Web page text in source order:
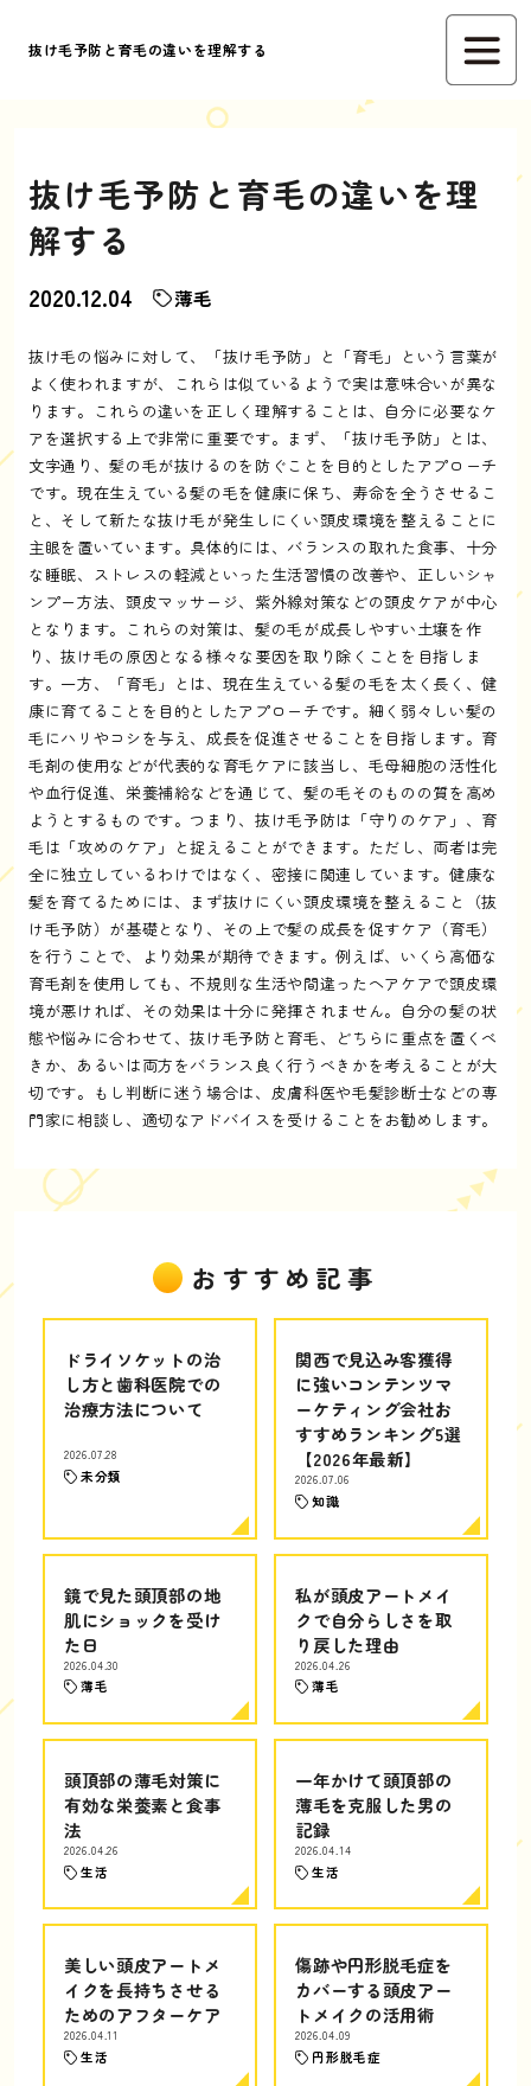
抜け毛予防と育毛の違いを理解する
抜け毛予防と育毛の違いを理
解する
2020.12.04 薄毛
抜け毛の悩みに対して、「抜け毛予防」と「育毛」という言葉が
よく使われますが、これらは似ているようで実は意味合いが異な
ります。これらの違いを正しく理解することは、自分に必要なケ
アを選択する上で非常に重要です。まず、「抜け毛予防」とは、
文字通り、髪の毛が抜けるのを防ぐことを目的としたアプローチ
です。現在生えている髪の毛を健康に保ち、寿命を全うさせるこ
と、そして新たな抜け毛が発生しにくい頭皮環境を整えることに
主眼を置いています。具体的には、バランスの取れた食事、十分
な睡眠、ストレスの軽減といった生活習慣の改善や、正しいシャ
ンプー方法、頭皮マッサージ、紫外線対策などの頭皮ケアが中心
となります。これらの対策は、髪の毛が成長しやすい土壌を作
り、抜け毛の原因となる様々な要因を取り除くことを目指しま
す。一方、「育毛」とは、現在生えている髪の毛を太く長く、健
康に育てることを目的としたアプローチです。細く弱々しい髪の
毛にハリやコシを与え、成長を促進させることを目指します。育
毛剤の使用などが代表的な育毛ケアに該当し、毛母細胞の活性化
や血行促進、栄養補給などを通じて、髪の毛そのものの質を高め
ようとするものです。つまり、抜け毛予防は「守りのケア」、育
毛は「攻めのケア」と捉えることができます。ただし、両者は完
全に独立しているわけではなく、密接に関連しています。健康な
髪を育てるためには、まず抜けにくい頭皮環境を整えること（抜
け毛予防）が基礎となり、その上で髪の成長を促すケア（育毛）
を行うことで、より効果が期待できます。例えば、いくら高価な
育毛剤を使用しても、不規則な生活や間違ったヘアケアで頭皮環
境が悪ければ、その効果は十分に発揮されません。自分の髪の状
態や悩みに合わせて、抜け毛予防と育毛、どちらに重点を置くべ
きか、あるいは両方をバランス良く行うべきかを考えることが大
切です。もし判断に迷う場合は、皮膚科医や毛髪診断士などの専
門家に相談し、適切なアドバイスを受けることをお勧めします。
おすすめ記事
ドライソケットの治
し方と歯科医院での
治療方法について
2026.07.28
未分類
関西で見込み客獲得
に強いコンテンツマ
ーケティング会社お
すすめランキング5選
【2026年最新】
2026.07.06
知識
鏡で見た頭頂部の地
肌にショックを受け
た日
2026.04.30
薄毛
私が頭皮アートメイ
クで自分らしさを取
り戻した理由
2026.04.26
薄毛
頭頂部の薄毛対策に
有効な栄養素と食事
法
2026.04.26
生活
一年かけて頭頂部の
薄毛を克服した男の
記録
2026.04.14
生活
美しい頭皮アートメ
イクを長持ちさせる
ためのアフターケア
2026.04.11
生活
傷跡や円形脱毛症を
カバーする頭皮アー
トメイクの活用術
2026.04.09
円形脱毛症